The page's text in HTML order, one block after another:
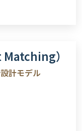
）
計モデル